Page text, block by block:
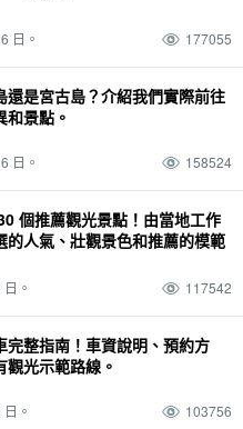
景點 雨季
日。 177055
還是宮古島？介紹我們實際前往
和景點。
日。 158524
個推薦觀光景點！由當地工作
的人氣、壯觀景色和推薦的模範
。 117542
完整指南！車資說明、預約方
觀光示範路線。
。 103756